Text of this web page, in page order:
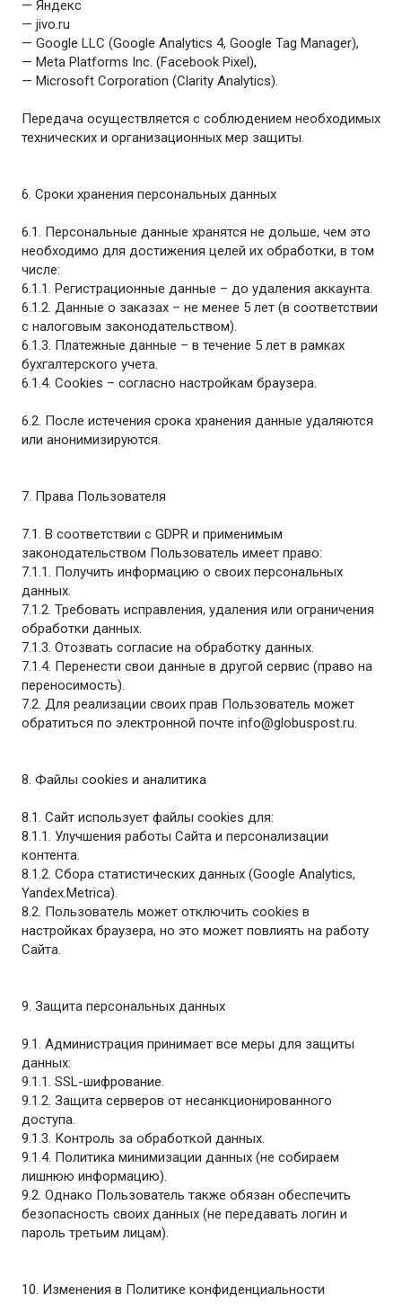
— Яндекс
— jivo.ru
— Google LLC (Google Analytics 4, Google Tag Manager),
— Meta Platforms Inc. (Facebook Pixel),
— Microsoft Corporation (Clarity Analytics).
Передача осуществляется с соблюдением необходимых
технических и организационных мер защиты.
6. Сроки хранения персональных данных
6.1. Персональные данные хранятся не дольше, чем это
необходимо для достижения целей их обработки, в том
числе:
6.1.1. Регистрационные данные – до удаления аккаунта.
6.1.2. Данные о заказах – не менее 5 лет (в соответствии
с налоговым законодательством).
6.1.3. Платежные данные – в течение 5 лет в рамках
бухгалтерского учета.
6.1.4. Cookies – согласно настройкам браузера.
6.2. После истечения срока хранения данные удаляются
или анонимизируются.
7. Права Пользователя
7.1. В соответствии с GDPR и применимым
законодательством Пользователь имеет право:
7.1.1. Получить информацию о своих персональных
данных.
7.1.2. Требовать исправления, удаления или ограничения
обработки данных.
7.1.3. Отозвать согласие на обработку данных.
7.1.4. Перенести свои данные в другой сервис (право на
переносимость).
7.2. Для реализации своих прав Пользователь может
обратиться по электронной почте info@globuspost.ru.
8. Файлы cookies и аналитика
8.1. Сайт использует файлы cookies для:
8.1.1. Улучшения работы Сайта и персонализации
контента.
8.1.2. Сбора статистических данных (Google Analytics,
Yandex.Metrica).
8.2. Пользователь может отключить cookies в
настройках браузера, но это может повлиять на работу
Сайта.
9. Защита персональных данных
9.1. Администрация принимает все меры для защиты
данных:
9.1.1. SSL-шифрование.
9.1.2. Защита серверов от несанкционированного
доступа.
9.1.3. Контроль за обработкой данных.
9.1.4. Политика минимизации данных (не собираем
лишнюю информацию).
9.2. Однако Пользователь также обязан обеспечить
безопасность своих данных (не передавать логин и
пароль третьим лицам).
10. Изменения в Политике конфиденциальности